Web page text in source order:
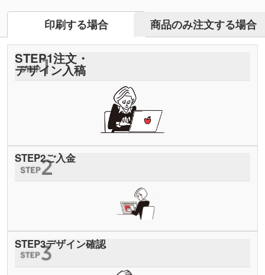
印刷する場合 商品のみ注文する場合
STEP1注文・
デザイン入稿
STEP2ご入金
STEP3デザイン確認